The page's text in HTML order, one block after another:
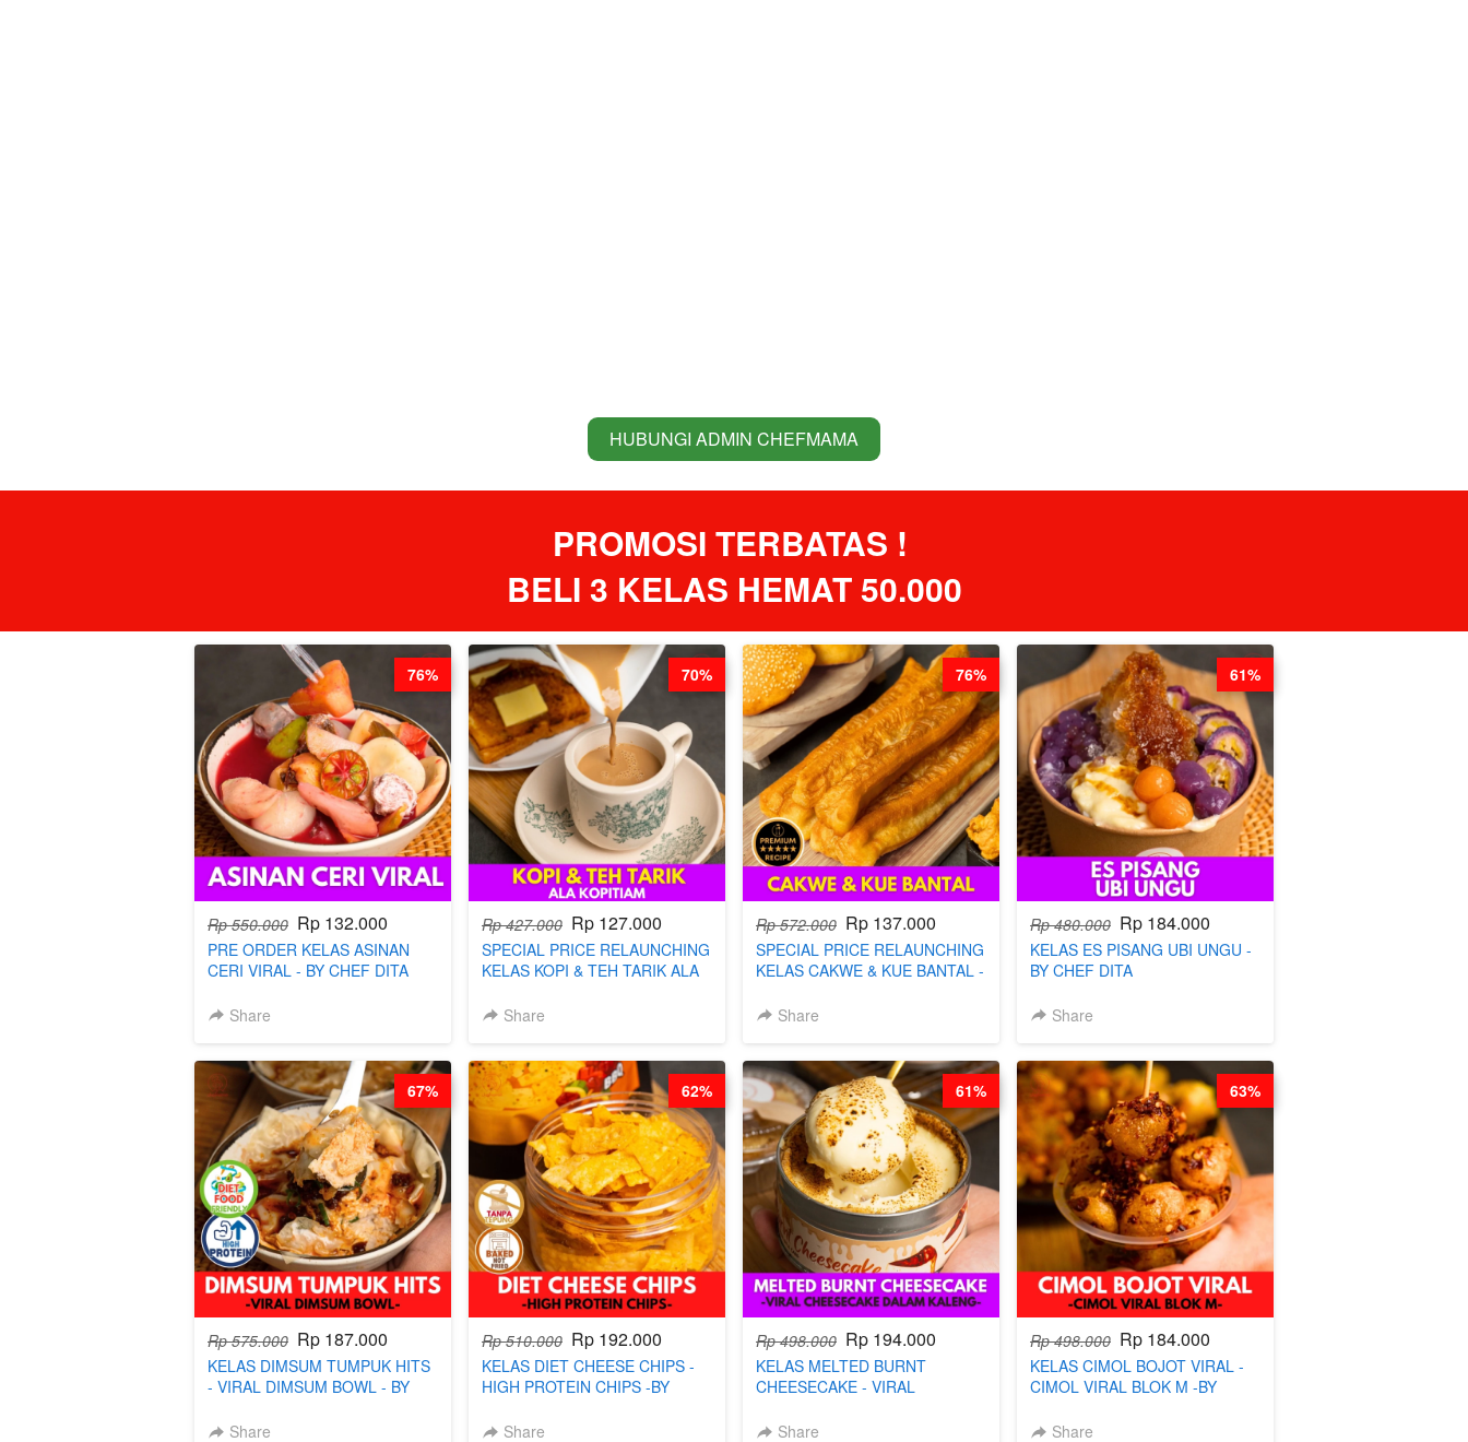
`HUBUNGI ADMIN CHEFMAMA
PROMOSI TERBATAS !
BELI 3 KELAS HEMAT 50.000
Rp 550.000 Rp 132.000
PRE ORDER KELAS ASINAN
CERI VIRAL - BY CHEF DITA
Share
76%
Rp 427.000 Rp 127.000
SPECIAL PRICE RELAUNCHING
KELAS KOPI & TEH TARIK ALA
ARISUDANA (TANGGAL 04 AGS
Share
70%
Rp 572.000 Rp 137.000
SPECIAL PRICE RELAUNCHING
KELAS CAKWE & KUE BANTAL -
AGS HARGA NAIK! )
Share
76%
Rp 480.000 Rp 184.000
KELAS ES PISANG UBI UNGU -
BY CHEF DITA
Share
61%
Rp 575.000 Rp 187.000
KELAS DIMSUM TUMPUK HITS
- VIRAL DIMSUM BOWL - BY
Share
67%
Rp 510.000 Rp 192.000
KELAS DIET CHEESE CHIPS -
HIGH PROTEIN CHIPS -BY
Share
62%
Rp 498.000 Rp 194.000
KELAS MELTED BURNT
CHEESECAKE - VIRAL
BY CHEF DITA
Share
61%
Rp 498.000 Rp 184.000
KELAS CIMOL BOJOT VIRAL -
CIMOL VIRAL BLOK M -BY
Share
63%